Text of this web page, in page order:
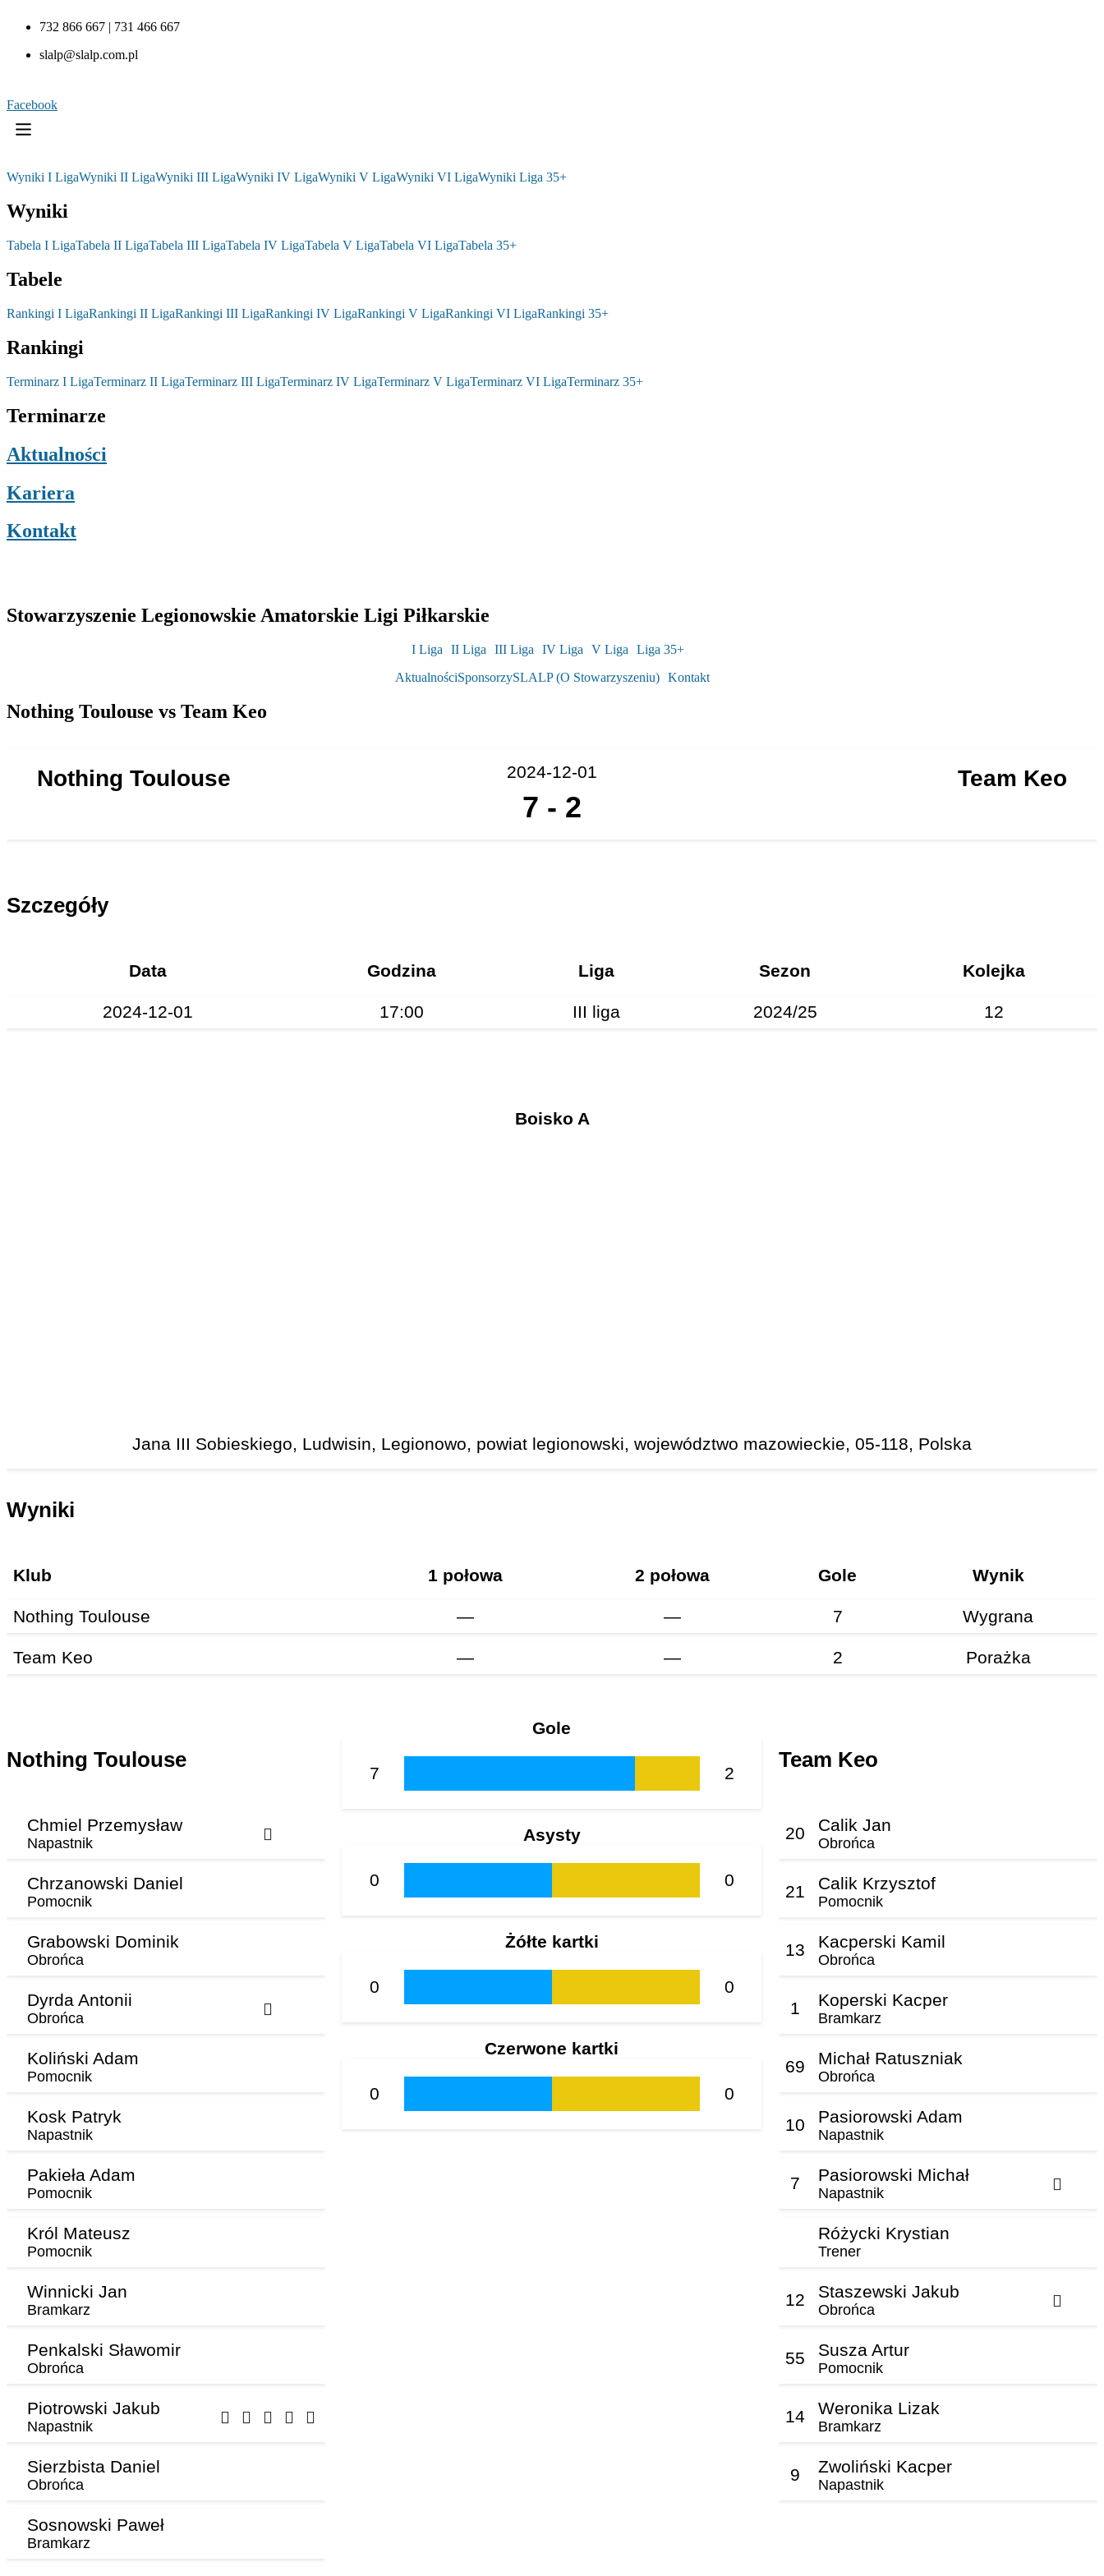
732 866 667 | 731 466 667
slalp@slalp.com.pl
Facebook
Wyniki I LigaWyniki II LigaWyniki III LigaWyniki IV LigaWyniki V LigaWyniki VI LigaWyniki Liga 35+
Wyniki
Tabela I LigaTabela II LigaTabela III LigaTabela IV LigaTabela V LigaTabela VI LigaTabela 35+
Tabele
Rankingi I LigaRankingi II LigaRankingi III LigaRankingi IV LigaRankingi V LigaRankingi VI LigaRankingi 35+
Rankingi
Terminarz I LigaTerminarz II LigaTerminarz III LigaTerminarz IV LigaTerminarz V LigaTerminarz VI LigaTerminarz 35+
Terminarze
Aktualności
Kariera
Kontakt
Stowarzyszenie Legionowskie Amatorskie Ligi Piłkarskie
I Liga II Liga III Liga IV Liga V Liga
Liga 35+
AktualnościSponsorzySLALP (O Stowarzyszeniu) Kontakt
Nothing Toulouse vs Team Keo
Nothing Toulouse Team Keo
2024-12-01
7 - 2
Szczegóły
Data Godzina Liga Sezon Kolejka
2024-12-01 17:00 III liga 2024/25 12
Boisko A
Jana III Sobieskiego, Ludwisin, Legionowo, powiat legionowski, województwo mazowieckie, 05-118, Polska
Wyniki
Klub 1 połowa 2 połowa Gole Wynik
Nothing Toulouse — — 7 Wygrana
Team Keo — — 2 Porażka
Nothing Toulouse
Chmiel Przemysław
Napastnik
Chrzanowski Daniel
Pomocnik
Grabowski Dominik
Obrońca
Dyrda Antonii
Obrońca
Koliński Adam
Pomocnik
Kosk Patryk
Napastnik
Pakieła Adam
Pomocnik
Król Mateusz
Pomocnik
Winnicki Jan
Bramkarz
Penkalski Sławomir
Obrońca
Piotrowski Jakub
Napastnik
Sierzbista Daniel
Obrońca
Sosnowski Paweł
Bramkarz
Team Keo
20 Calik Jan
Obrońca
21 Calik Krzysztof
Pomocnik
13 Kacperski Kamil
Obrońca
1 Koperski Kacper
Bramkarz
69 Michał Ratuszniak
Obrońca
10 Pasiorowski Adam
Napastnik
7 Pasiorowski Michał
Napastnik
Różycki Krystian
Trener
12 Staszewski Jakub
Obrońca
55 Susza Artur
Pomocnik
14 Weronika Lizak
Bramkarz
9 Zwoliński Kacper
Napastnik
Gole
7 2
Asysty
0 0
Żółte kartki
0 0
Czerwone kartki
0 0